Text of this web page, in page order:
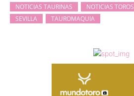
NOTICIAS TAURINAS
NOTICIAS TOROS
SEVILLA
TAUROMAQUIA